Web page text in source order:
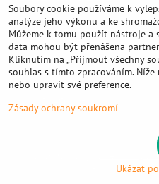
FIBER3D Co., limited
Phone:
+86 131 4701 8937 (China) -
E-mail:
info @ 3DeSun.cz
Předvolby
Vytvořeno
Soubory cookie používáme k
analýze jeho výkonu a ke
Můžeme k tomu použít nástroje a
data mohou být přenášena
Kliknutím na „Přijmout všechny
souhlas s tímto zpracováním.
nebo upravit své preference.
Zásady ochrany soukromí
Ukázat